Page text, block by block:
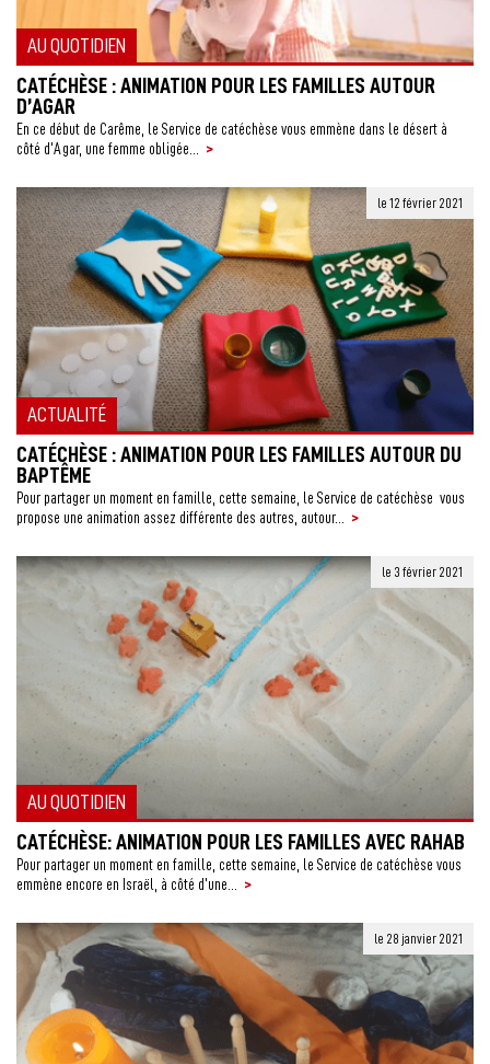
AU QUOTIDIEN
CATÉCHÈSE : ANIMATION POUR LES FAMILLES AUTOUR
D’AGAR
En ce début de Carême, le Service de catéchèse vous emmène dans le désert à
côté d’Agar, une femme obligée...
>
ACTUALITÉ
le 12 février 2021
CATÉCHÈSE : ANIMATION POUR LES FAMILLES AUTOUR DU
BAPTÊME
Pour partager un moment en famille, cette semaine, le Service de catéchèse vous
propose une animation assez différente des autres, autour...
>
AU QUOTIDIEN
le 3 février 2021
CATÉCHÈSE: ANIMATION POUR LES FAMILLES AVEC RAHAB
Pour partager un moment en famille, cette semaine, le Service de catéchèse vous
emmène encore en Israël, à côté d’une...
>
le 28 janvier 2021